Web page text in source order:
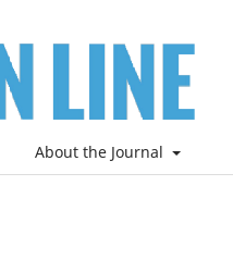
About the Journal